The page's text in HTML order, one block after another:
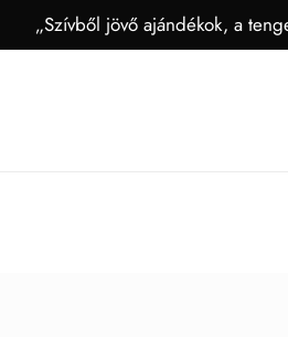
„Szívből jövő ajándékok, a